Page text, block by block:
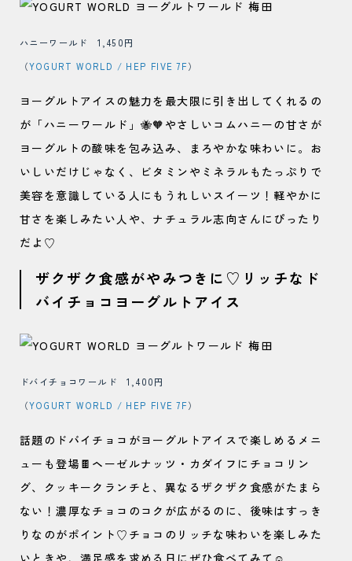
ハニーワールド 1,450円
（YOGURT WORLD / HEP FIVE 7F）
ヨーグルトアイスの魅力を最大限に引き出してくれるの
が「ハニーワールド」🐝🧡やさしいコムハニーの甘さが
ヨーグルトの酸味を包み込み、まろやかな味わいに。お
いしいだけじゃなく、ビタミンやミネラルもたっぷりで
美容を意識している人にもうれしいスイーツ！軽やかに
甘さを楽しみたい人や、ナチュラル志向さんにぴったり
だよ♡
ザクザク食感がやみつきに♡リッチなド
バイチョコヨーグルトアイス
ドバイチョコワールド 1,400円
（YOGURT WORLD / HEP FIVE 7F）
話題のドバイチョコがヨーグルトアイスで楽しめるメニ
ューも登場🍫ヘーゼルナッツ・カダイフにチョコリン
グ、クッキークランチと、異なるザクザク食感がたまら
ない！濃厚なチョコのコクが広がるのに、後味はすっき
りなのがポイント♡チョコのリッチな味わいを楽しみた
いときや、満足感を求める日にぜひ食べてみて☺️